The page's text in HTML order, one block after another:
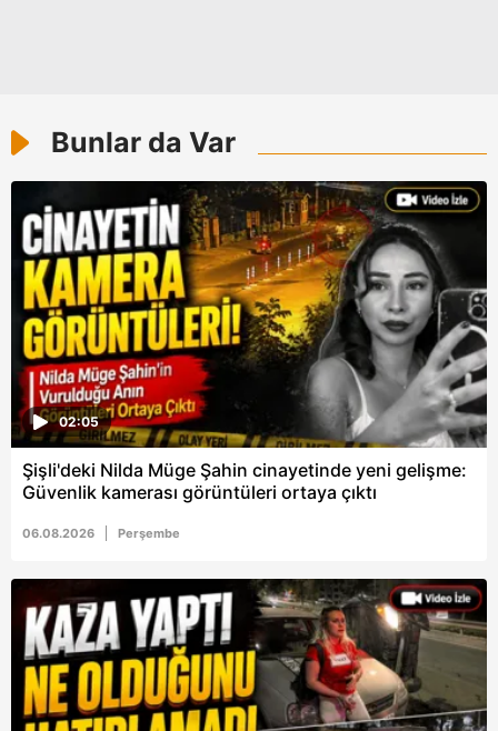
Bunlar da Var
02:05
Şişli'deki Nilda Müge Şahin cinayetinde yeni gelişme:
Güvenlik kamerası görüntüleri ortaya çıktı
06.08.2026 Perşembe